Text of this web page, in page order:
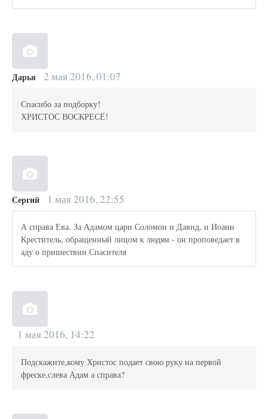
Дарья 2 мая 2016, 01:07
Спасибо за подборку!
ХРИСТОС ВОСКРЕСЕ!
Сергий 1 мая 2016, 22:55
А справа Ева. За Адамом цари Соломон и Давид, и Иоанн
Креститель, обращенный лицом к людям - он проповедает в
аду о пришествии Спасителя
1 мая 2016, 14:22
Подскажите,кому Христос подает свою руку на первой
фреске,слева Адам а справа?